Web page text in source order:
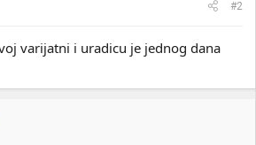
#2
varijatni i uradicu je jednog dana